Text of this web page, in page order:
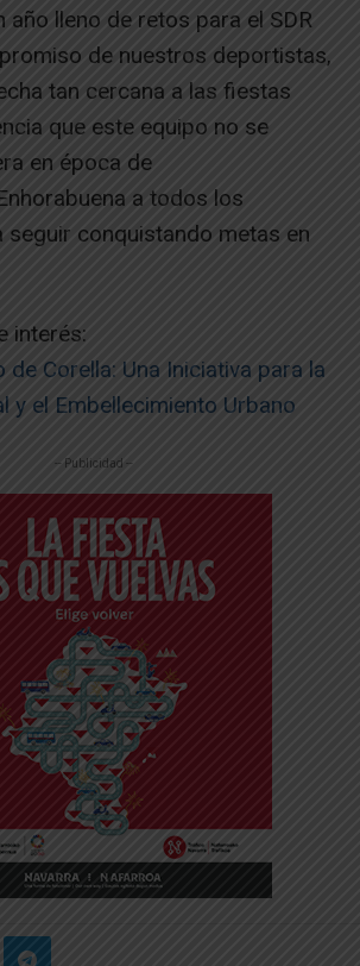
año lleno de retos para el SDR
de nuestros deportistas,
tan cercana a las fiestas
que este equipo no se
en época de
a todos los
seguir conquistando metas en
interés:
de Corella: Una Iniciativa para la
y el Embellecimiento Urbano
-- Publicidad --